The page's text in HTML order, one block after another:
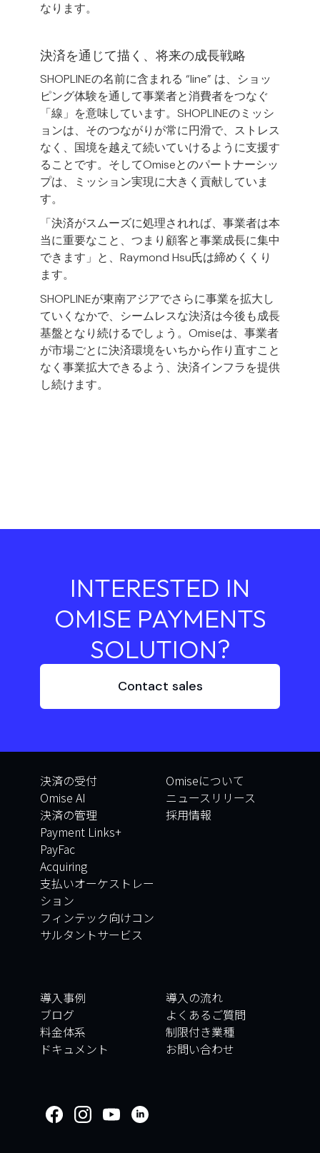
なります。
決済を通じて描く、将来の成長戦略
SHOPLINEの名前に含まれる “line” は、ショッ
ピング体験を通して事業者と消費者をつなぐ
「線」を意味しています。SHOPLINEのミッシ
ョンは、そのつながりが常に円滑で、ストレス
なく、国境を越えて続いていけるように支援す
ることです。そしてOmiseとのパートナーシッ
プは、ミッション実現に大きく貢献していま
す。
「決済がスムーズに処理されれば、事業者は本
当に重要なこと、つまり顧客と事業成長に集中
できます」と、Raymond Hsu氏は締めくくり
ます。
SHOPLINEが東南アジアでさらに事業を拡大し
ていくなかで、シームレスな決済は今後も成長
基盤となり続けるでしょう。Omiseは、事業者
が市場ごとに決済環境をいちから作り直すこと
なく事業拡大できるよう、決済インフラを提供
し続けます。
INTERESTED IN
OMISE PAYMENTS
SOLUTION?
Contact sales
決済の受付
Omise AI
決済の管理
Payment Links+
PayFac
Acquiring
支払いオーケストレー
ション
フィンテック向けコン
サルタントサービス
Omiseについて
ニュースリリース
採用情報
導入事例
ブログ
料金体系
ドキュメント
導入の流れ
よくあるご質問
制限付き業種
お問い合わせ